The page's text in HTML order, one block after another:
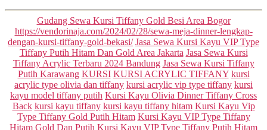
Categories
Gudang Sewa Kursi Tiffany Gold Besi Area Bogor
https://vendorinaja.com/2024/02/28/sewa-meja-dinner-lengkap-
dengan-kursi-tiffany-gold-bekasi/ Jasa Sewa Kursi Kayu VIP Type
Tiffany Putih Hitam Dan Gold Area Jakarta Jasa Sewa Kursi
Tiffany Acrylic Terbaru 2024 Bandung Jasa Sewa Kursi Tiffany
Putih Karawang KURSI KURSI ACRYLIC TIFFANY kursi
acrylic type olivia dan tiffany kursi acrylic vip type tiffany kursi
kayu model tiffany putih Kursi Kayu Olivia Dinner Tiffany Cross
Back kursi kayu tiffany kursi kayu tiffany hitam Kursi Kayu Vip
Type Tiffany Gold Putih Hitam Kursi Kayu VIP Type Tiffany
Hitam Gold Dan Putih Kursi Kayu VIP Type Tiffany Putih Hitam